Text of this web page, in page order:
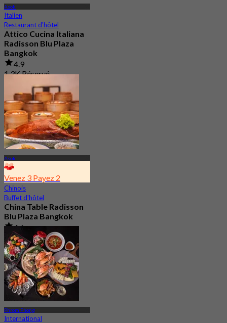
Asok
Italien
Restaurant d'hôtel
Attico Cucina Italiana
Radisson Blu Plaza
Bangkok
4.9
1.3K Réservé
฿ 499
Asok
Venez 3 Payez 2
Chinois
Buffet d'hôtel
China Table Radisson
Blu Plaza Bangkok
4.6
4.5K Réservé
De฿ 392
Phrom Phong
International